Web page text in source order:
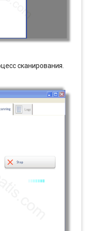
сканирования.